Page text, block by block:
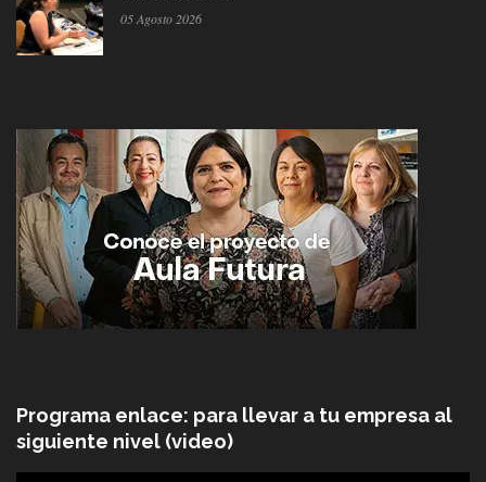
05 Agosto 2026
Programa enlace: para llevar a tu empresa al
siguiente nivel (video)